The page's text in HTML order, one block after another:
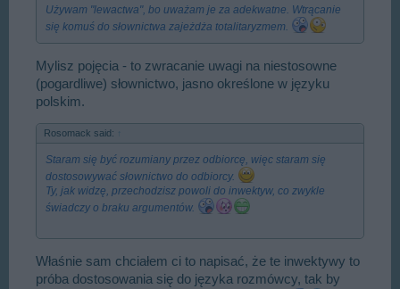
Używam "lewactwa", bo uważam je za adekwatne. Wtrącanie
się komuś do słownictwa zajeżdża totalitaryzmem.
Mylisz pojęcia - to zwracanie uwagi na niestosowne
(pogardliwe) słownictwo, jasno określone w języku
polskim.
Rosomack said:
Staram się być rozumiany przez odbiorcę, więc staram się
dostosowywać słownictwo do odbiorcy.
Ty, jak widzę, przechodzisz powoli do inwektyw, co zwykle
świadczy o braku argumentów.
Właśnie sam chciałem ci to napisać, że te inwektywy to
próba dostosowania się do języka rozmówcy, tak by